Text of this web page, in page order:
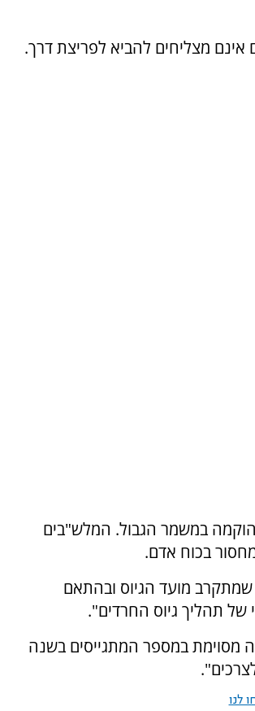
אינם מצליחים להביא לפריצת דרך.
במשמר הגבול. המלש"בים
בכוח אדם.
שמתקרב מועד הגיוס ובהתאם
של תהליך גיוס החרדים".
מסוימת במספר המתגייסים בשנה
לנו